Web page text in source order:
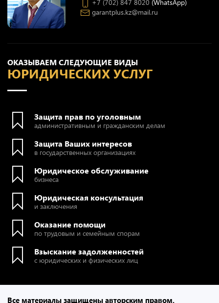
ОКАЗЫВАЕМ СЛЕДУЮЩИЕ ВИДЫ
ЮРИДИЧЕСКИХ УСЛУГ
Защита прав по уголовным
административным и гражданским делам
Защита Ваших интересов
в государственных организациях
Юридическое обслуживание
бизнеса
Юридическая консультация
и заключения
Оказание помощи
по трудовым и семейным спорам
Взыскание задолженностей
с юридических и физических лиц
garantplus.kz@mail.ru
Все материалы защищены авторским правом.